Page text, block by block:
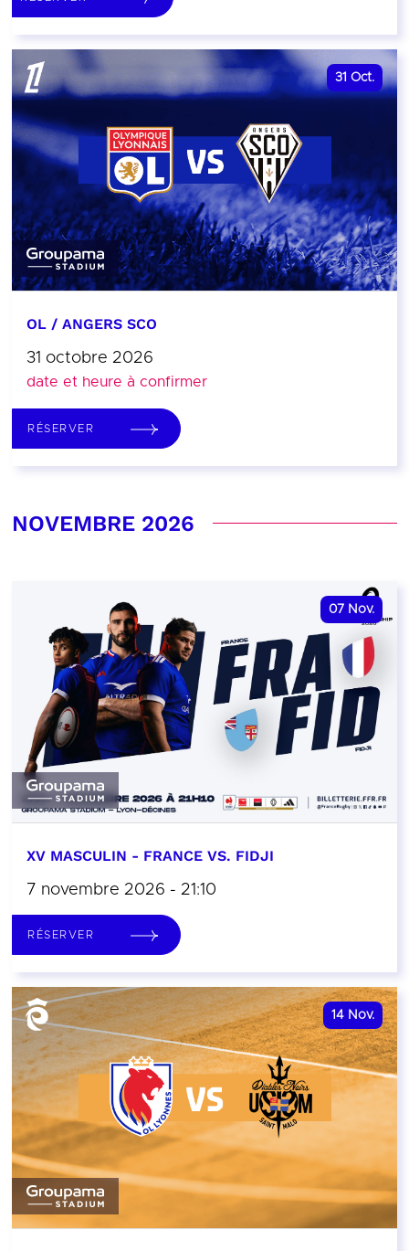
31 Oct.
OL / ANGERS SCO
31 octobre 2026
date et heure à confirmer
RÉSERVER
NOVEMBRE 2026
07 Nov.
XV MASCULIN - FRANCE VS. FIDJI
7 novembre 2026 - 21:10
RÉSERVER
14 Nov.